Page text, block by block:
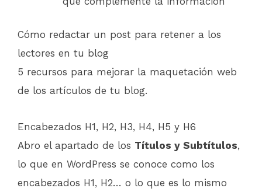
Cómo redactar un post para retener a los
lectores en tu blog
5 recursos para mejorar la maquetación web
de los artículos de tu blog.
Encabezados H1, H2, H3, H4, H5 y H6
Abro el apartado de los Títulos y Subtítulos,
lo que en WordPress se conoce como los
encabezados H1, H2… o lo que es lo mismo